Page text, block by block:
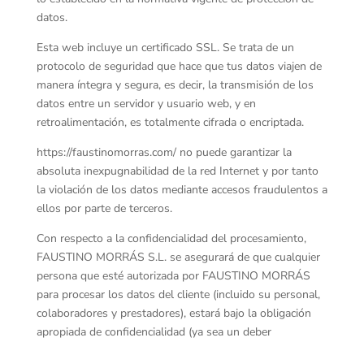
datos.
Esta web incluye un certificado SSL. Se trata de un
protocolo de seguridad que hace que tus datos viajen de
manera íntegra y segura, es decir, la transmisión de los
datos entre un servidor y usuario web, y en
retroalimentación, es totalmente cifrada o encriptada.
https://faustinomorras.com/ no puede garantizar la
absoluta inexpugnabilidad de la red Internet y por tanto
la violación de los datos mediante accesos fraudulentos a
ellos por parte de terceros.
Con respecto a la confidencialidad del procesamiento,
FAUSTINO MORRÁS S.L. se asegurará de que cualquier
persona que esté autorizada por FAUSTINO MORRÁS
para procesar los datos del cliente (incluido su personal,
colaboradores y prestadores), estará bajo la obligación
apropiada de confidencialidad (ya sea un deber